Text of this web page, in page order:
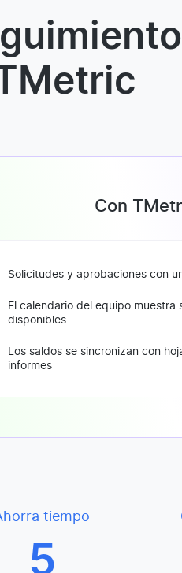
Con
Solicitudes y aprobaciones con
El calendario del equipo muestra
disponibles
Los saldos se sincronizan con
informes
tiempo
5